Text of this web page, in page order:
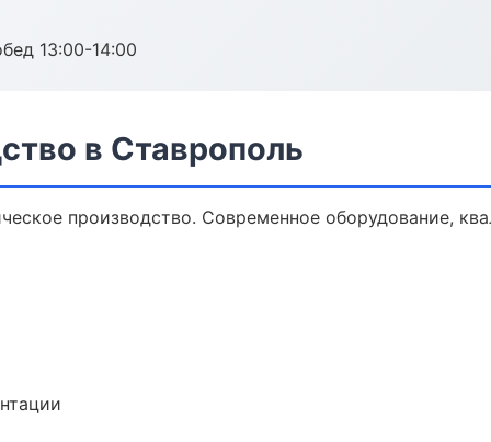
13:00-14:00
в Ставрополь
производство. Современное оборудование,